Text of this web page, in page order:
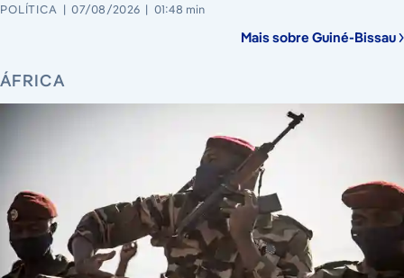
POLÍTICA 07/08/2026 01:48 min
Mais sobre Guiné-Bissau
ÁFRICA